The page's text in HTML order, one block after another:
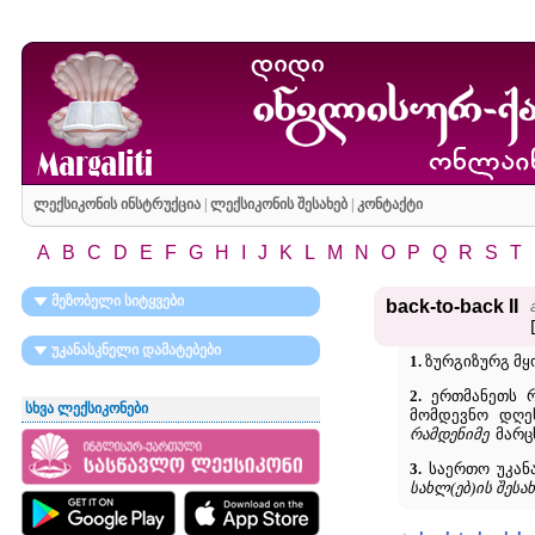
ლექსიკონის ინსტრუქცია| ლექსიკონის შესახებ| კონტაქტი
A B C D E F G H J K L M N O P Q R S T
მეზობელი სიტყვები
უკანასკნელი დამატებები
სხვა ლექსიკონები
back-to-back II
1.ზურგიზურგ
2.ერთმანეთს
მომდევნო
რამდენიმე
3.საერთო
სახლ(ებ)ის